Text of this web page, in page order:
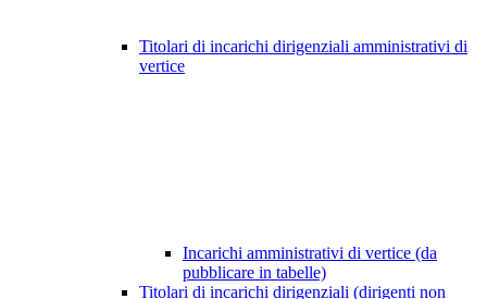
Titolari di incarichi dirigenziali amministrativi di
vertice
Incarichi amministrativi di vertice (da
pubblicare in tabelle)
Titolari di incarichi dirigenziali (dirigenti non